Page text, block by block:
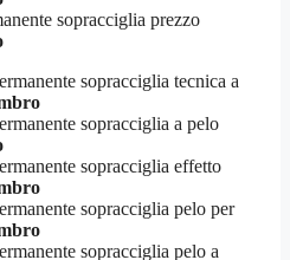
sopracciglia prezzo
sopracciglia tecnica a
sopracciglia a pelo
sopracciglia effetto
sopracciglia pelo per
sopracciglia pelo a